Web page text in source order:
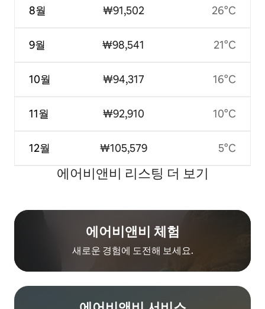
8월
9월
10월
11월
12월
₩91,502
₩98,541
₩94,317
₩92,910
₩105,579
26°C
21°C
16°C
10°C
5°C
에어비앤비 리스팅 더 보기
에어비앤비 체험
새로운 경험에 도전해 보세요.